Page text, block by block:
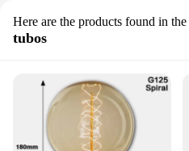
Here are the products found in the
tubos